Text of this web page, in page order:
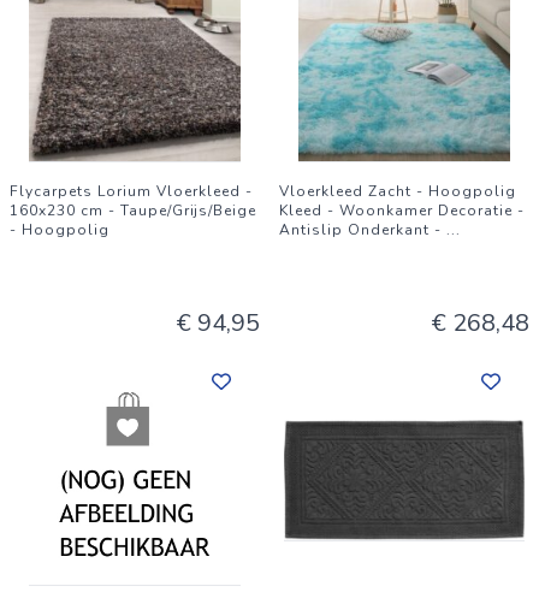
Flycarpets Lorium Vloerkleed -
160x230 cm - Taupe/Grijs/Beige
- Hoogpolig
€ 94,95
Vloerkleed Zacht - Hoogpolig
Kleed - Woonkamer Decoratie -
Antislip Onderkant - ...
€ 268,48